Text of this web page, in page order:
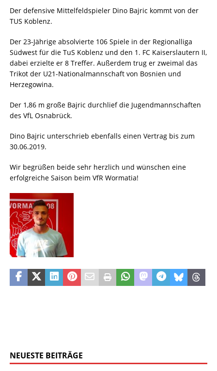
Der defensive Mittelfeldspieler Dino Bajric kommt von der
TUS Koblenz.
Der 23-Jährige absolvierte 106 Spiele in der Regionalliga
Südwest für die TuS Koblenz und den 1. FC Kaiserslautern II,
dabei erzielte er 8 Treffer. Außerdem trug er zweimal das
Trikot der U21-Nationalmannschaft von Bosnien und
Herzegowina.
Der 1,86 m große Bajric durchlief die Jugendmannschaften
des VfL Osnabrück.
Dino Bajric unterschrieb ebenfalls einen Vertrag bis zum
30.06.2019.
Wir begrüßen beide sehr herzlich und wünschen eine
erfolgreiche Saison beim VfR Wormatia!
NEUESTE BEITRÄGE